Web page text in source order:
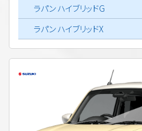
ラパン ハイブリッドG
ラパン ハイブリッドX